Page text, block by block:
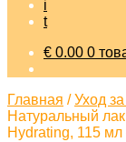
i
t
€ 0.00 0
Главная /Уход
Натуральный
Hydrating, 115